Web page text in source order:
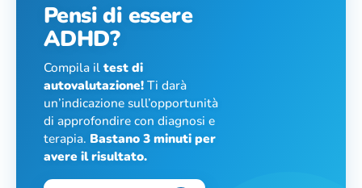
Pensi di essere
ADHD?
Compila iltest di
autovalutazione!Ti darà
un’indicazione sull’opportunità
di approfondire con diagnosi e
terapia. Bastano 3 minuti per
avere il risultato.